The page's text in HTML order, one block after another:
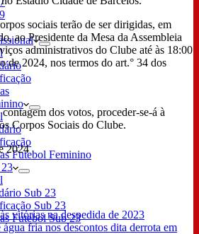
Futebol Feminino
Sub 23
Sub 23
Futebol Sub 23
sociais terão de ser dirigidas, em
ao Presidente da Mesa da Assembleia
administrativos do Clube até às 18:00
de 2024, nos termos do art.° 34 dos
dos votos, proceder-se-á à
Corpos Sociais do Clube.
2024
vitórias na despedida de 2023
fria nos descontos dita derrota em